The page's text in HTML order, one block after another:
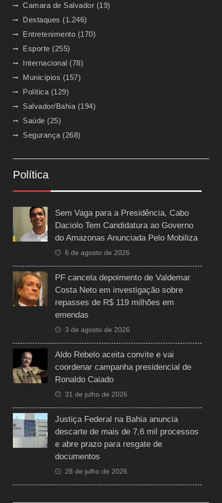
Camara de Salvador (19)
Destaques (1.246)
Entretenimento (170)
Esporte (255)
Internacional (78)
Municípios (157)
Política (129)
Salvador/Bahia (194)
Saúde (25)
Segurança (268)
Política
Sem Vaga para a Presidência, Cabo
Daciolo Tem Candidatura ao Governo
do Amazonas Anunciada Pelo Mobiliza
6 de agosto de 2026
PF cancela depoimento de Valdemar
Costa Neto em investigação sobre
repasses de R$ 119 milhões em
emendas
3 de agosto de 2026
Aldo Rebelo aceita convite e vai
coordenar campanha presidencial de
Ronaldo Caiado
31 de julho de 2026
Justiça Federal na Bahia anuncia
descarte de mais de 7,6 mil processos
e abre prazo para resgate de
documentos
28 de julho de 2026